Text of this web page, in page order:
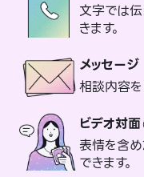
文字では
きます。
メッセージ
相談内容を
ビデオ対面
表情を含
できます。